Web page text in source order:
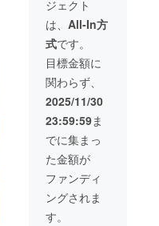
ので、
ご住
所、お
電話番
号 の、
以上3点
をご記
入くだ
さいま
すよう
よろし
くお願
いいた
します‪‪´-
★個人
情報の
バッグ
をお送
り致し
ます。
ご支援
いただ
ける際
に支援
者様
の、 ①
氏名、
②連絡
先
（メー
ルアド
レス）
ジェクト
は、 All-In方
式です。
目標金額に
関わらず、
2025/11/30
23:59:59ま
でに集まっ
た金額が
ファンディ
ングされま
す。